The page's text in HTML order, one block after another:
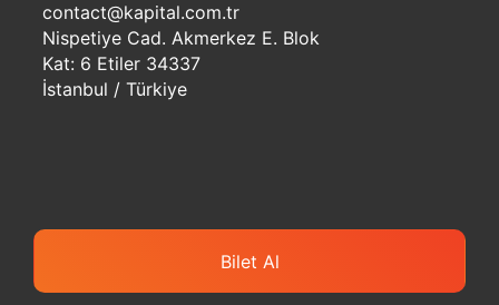
contact@kapital.com.tr
Nispetiye Cad. Akmerkez E. Blok
Kat: 6 Etiler 34337
İstanbul / Türkiye
Bilet Al